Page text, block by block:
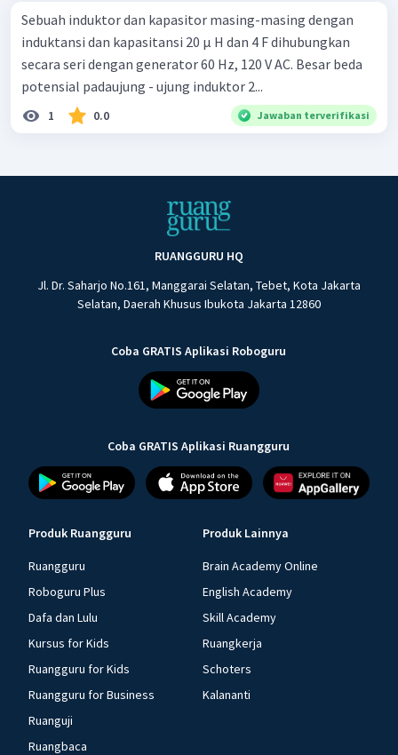
Sebuah induktor dan kapasitor masing-masing dengan
induktansi dan kapasitansi 20 μ H dan 4 F dihubungkan
secara seri dengan generator 60 Hz, 120 V AC. Besar beda
potensial padaujung - ujung induktor 2...
1 0.0 Jawaban terverifikasi
RUANGGURU HQ
Jl. Dr. Saharjo No.161, Manggarai Selatan, Tebet, Kota Jakarta
Selatan, Daerah Khusus Ibukota Jakarta 12860
Coba GRATIS Aplikasi Roboguru
Coba GRATIS Aplikasi Ruangguru
Produk Ruangguru
Ruangguru
Roboguru Plus
Dafa dan Lulu
Kursus for Kids
Ruangguru for Kids
Ruangguru for Business
Ruanguji
Ruangbaca
Produk Lainnya
Brain Academy Online
English Academy
Skill Academy
Ruangkerja
Schoters
Kalananti